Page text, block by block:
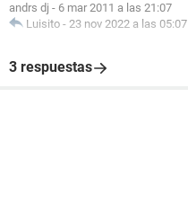
andrs dj - 6 mar 2011 a las 21:07
Luisito - 23 nov 2022 a las 05:07
3 respuestas